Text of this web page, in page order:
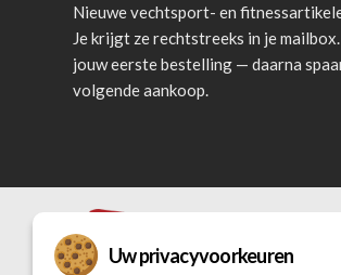
Nieuwe vechtsport- en
Je krijgt ze rechtstreeks in je
jouw eerste bestelling — daarna
volgende aankoop.
Uw privacyvoorkeuren